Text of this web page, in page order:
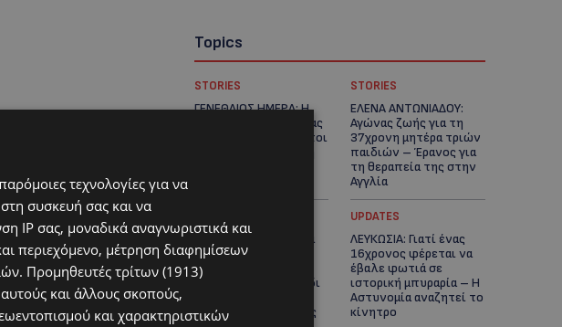
Topics
STORIES
ΓΕΝΕΘΛΙΟΣ ΗΜΕΡΑ: Η
ηλικία είναι μόνο ένας
αριθμός – Οι άνθρωποι
STORIES
ΕΛΕΝΑ ΑΝΤΩΝΙΑΔΟΥ:
Αγώνας ζωής για τη
37χρονη μητέρα τριών
παιδιών – Έρανος για
τη θεραπεία της στην
Αγγλία
ΚΑΤΑΓΓΕΛΙΑ: Για άνδρα
που φέρεται να
παρενοχλούσε
γυναίκες στο Δασούδι
αστυνομικές έρευνες
UPDATES
ΛΕΥΚΩΣΙΑ: Γιατί ένας
16χρονος φέρεται να
έβαλε φωτιά σε
ιστορική μπυραρία – Η
Αστυνομία αναζητεί το
κίνητρο
τεχνολογίες για να
συσκευή σας και να
IP σας, μοναδικά αναγνωριστικά και
περιεχόμενο, μέτρηση διαφημίσεων
Προμηθευτές τρίτων (1913)
και άλλους σκοπούς,
και χαρακτηριστικών